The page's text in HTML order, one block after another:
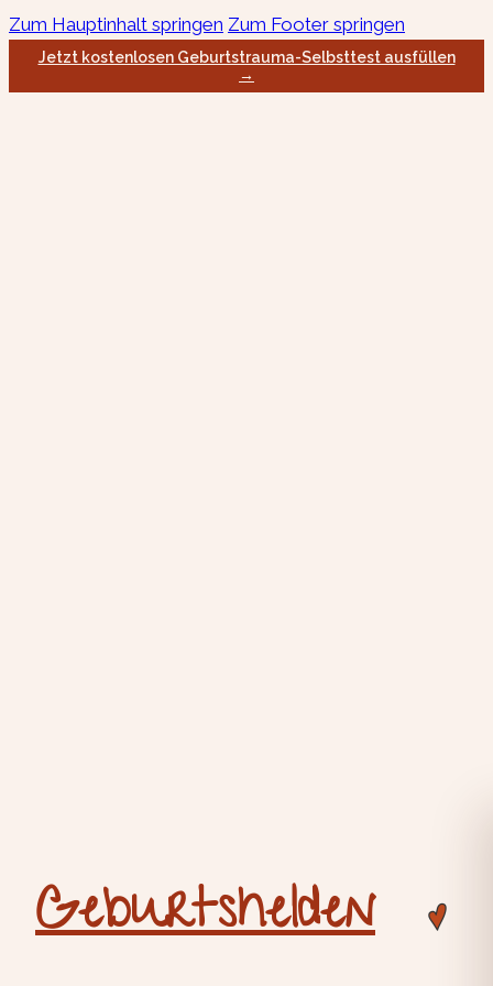
Zum Hauptinhalt springen Zum Footer springen
Jetzt kostenlosen Geburtstrauma-Selbsttest ausfüllen
→
Geburtshelden